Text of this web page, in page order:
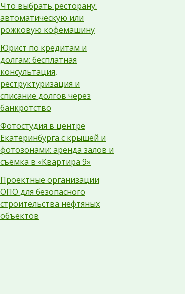
Что выбрать ресторану:
автоматическую или
рожковую кофемашину
Юрист по кредитам и
долгам: бесплатная
консультация,
реструктуризация и
списание долгов через
банкротство
Фотостудия в центре
Екатеринбурга с крышей и
фотозонами: аренда залов и
съёмка в «Квартира 9»
Проектные организации
ОПО для безопасного
строительства нефтяных
объектов